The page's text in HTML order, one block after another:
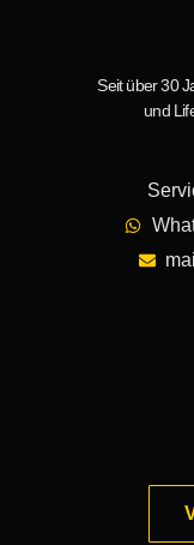
Seit über 30
und